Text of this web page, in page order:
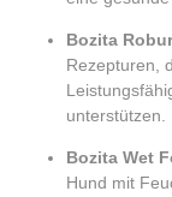
Bozita Robur
Rezepturen,
unterstützen.
Bozita Wet
Hund mit